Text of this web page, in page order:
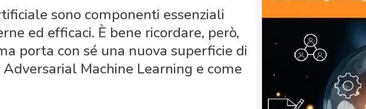
sono componenti essenziali
ed efficaci. È bene ricordare, però,
porta con sé una nuova superficie di
Machine Learning e come